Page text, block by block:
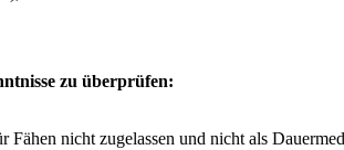
zu überprüfen:
nicht zugelassen und nicht als